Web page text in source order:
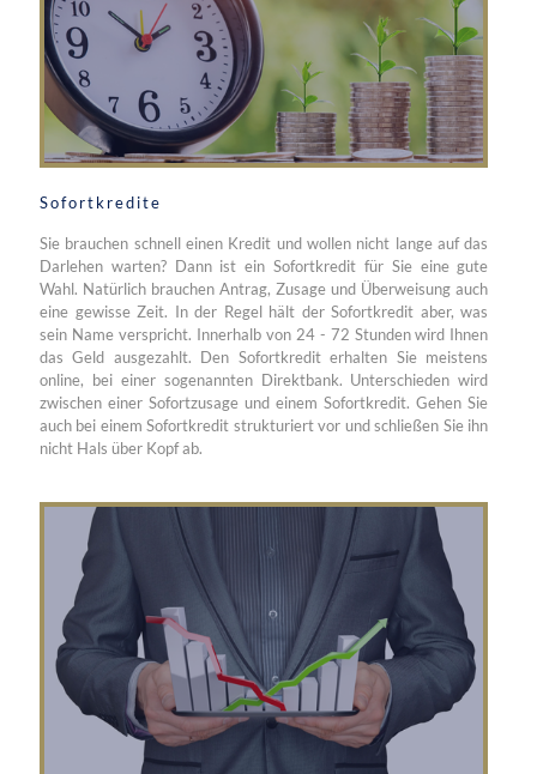
Sofortkredite
Sie brauchen schnell einen Kredit und wollen nicht lange auf das
Darlehen warten? Dann ist ein Sofortkredit für Sie eine gute
Wahl. Natürlich brauchen Antrag, Zusage und Überweisung auch
eine gewisse Zeit. In der Regel hält der Sofortkredit aber, was
sein Name verspricht. Innerhalb von 24 - 72 Stunden wird Ihnen
das Geld ausgezahlt. Den Sofortkredit erhalten Sie meistens
online, bei einer sogenannten Direktbank. Unterschieden wird
zwischen einer Sofortzusage und einem Sofortkredit. Gehen Sie
auch bei einem Sofortkredit strukturiert vor und schließen Sie ihn
nicht Hals über Kopf ab.